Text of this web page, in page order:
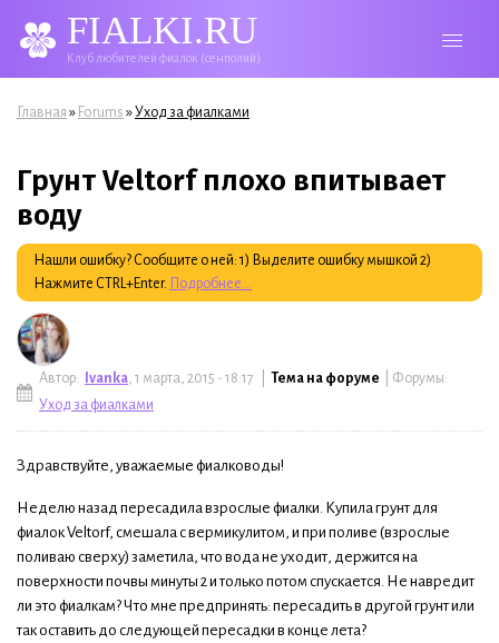
FIALKI.RU
Клуб любителей фиалок (сенполий)
Вы здесь
Главная » Forums »Уход за фиалками
Грунт Veltorf плохо впитывает
воду
Нашли ошибку? Сообщите о ней: 1) Выделите ошибку мышкой 2)
Нажмите CTRL+Enter. Подробнее...
Автор: Ivanka, 1 марта, 2015 - 18:17 | Тема на форуме | Форумы:
Уход за фиалками
Здравствуйте, уважаемые фиалководы!
Неделю назад пересадила взрослые фиалки. Купила грунт для
фиалок Veltorf, смешала с вермикулитом, и при поливе (взрослые
поливаю сверху) заметила, что вода не уходит, держится на
поверхности почвы минуты 2 и только потом спускается. Не навредит
ли это фиалкам? Что мне предпринять: пересадить в другой грунт или
так оставить до следующей пересадки в конце лета?